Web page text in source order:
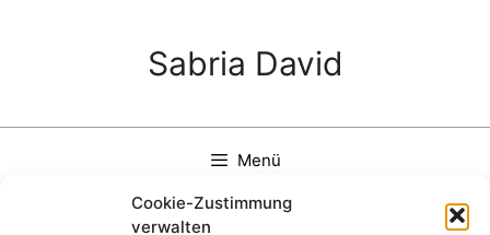
Cookie-Zustimmung
verwalten
Sabria David
Menü